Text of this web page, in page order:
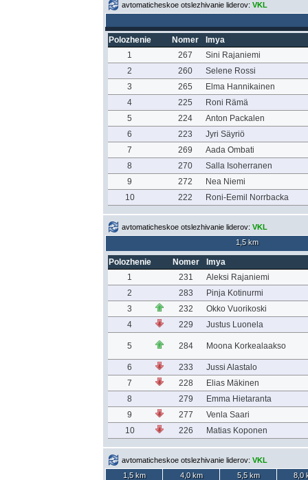
avtomaticheskoe otslezhivanie liderov: VKL
Polozhenie Nomer
Imya
1
267
Sini Rajaniemi
2
260
Selene Rossi
3
265
Elma Hannikainen
4
225
Roni Rämä
5
224
Anton Packalen
6
223
Jyri Säyriö
7
269
Aada Ombati
8
270
Salla Isoherranen
9
272
Nea Niemi
10
222 Roni-Eemil Norrbacka
avtomaticheskoe otslezhivanie liderov: VKL
1,5 km
Polozhenie Nomer
Imya
1
231
Aleksi Rajaniemi
2
283
Pinja Kotinurmi
3
232
Okko Vuorikoski
4
229 Justus Luonela
5 284 Moona Korkealaakso
6 233
Jussi Alastalo
7
228
Elias Mäkinen
8
279
Emma Hietaranta
9
277
Venla Saari
10
226 Matias Koponen
avtomaticheskoe otslezhivanie liderov: VKL
1,5 km
4,0 km 5,5 km 8,0